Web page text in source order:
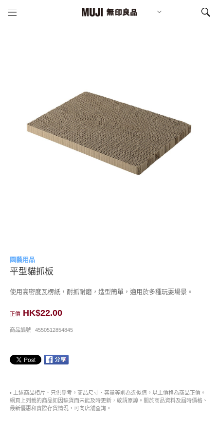
園藝用品
平型貓抓板
使用高密度瓦楞紙，耐抓耐磨，造型簡單，適用於多種玩耍場景。
正價 HK$22.00
商品編號 4550512854845
• 上述商品相片、只供參考。商品尺寸、容量等則為近似值。以上價格為商品正價。
網頁上列載的商品如因缺貨而未能及時更新，敬請原諒。關於商品資料及屆時價格、
最新優惠和實際存貨情況，可向店舖查詢。